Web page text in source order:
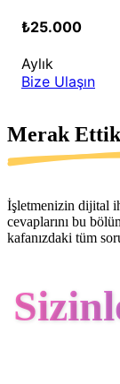
₺25.000
Aylık
Bize Ulaşın
Merak
İşletmenizin dijital
cevaplarını bu
kafanızdaki tüm